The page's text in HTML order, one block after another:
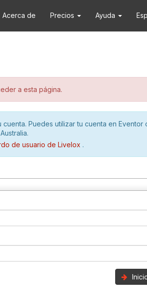
Acerca de Precios Ayuda
a esta página.
Puedes utilizar tu cuenta en Eventor
de usuario de Livelox .